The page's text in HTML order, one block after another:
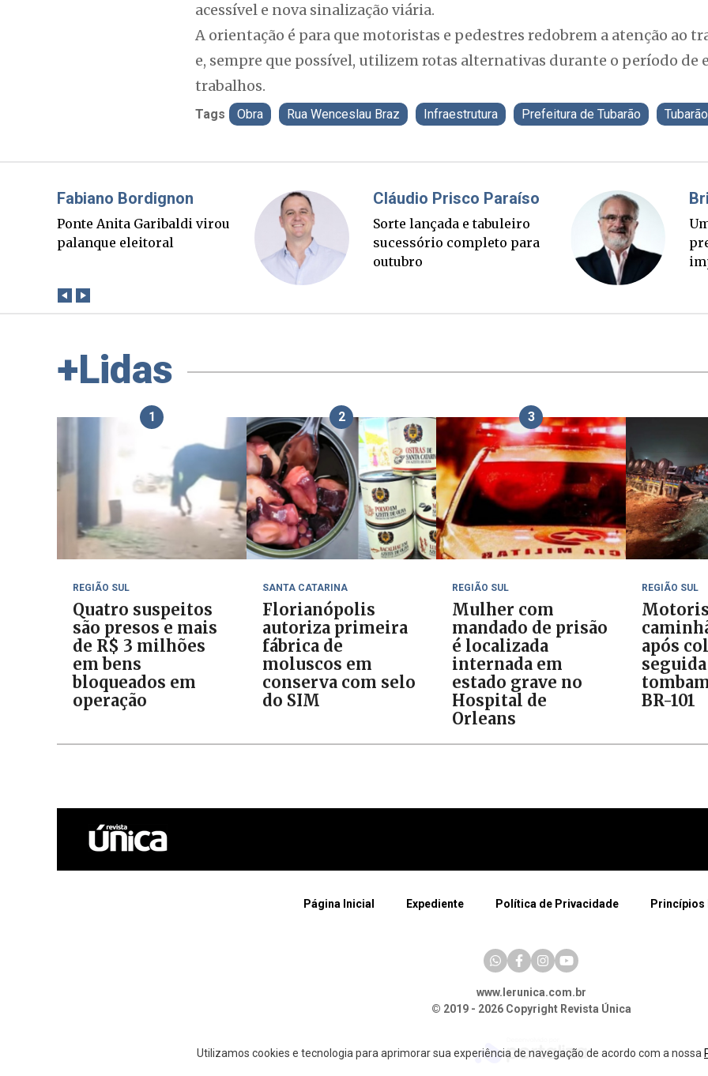
acessível e nova sinalização viária.
A orientação é para que motoristas e pedestres redobrem a atenção ao
e, sempre que possível, utilizem rotas alternativas durante o período de
trabalhos.
Tags Obra Rua Wenceslau Braz Infraestrutura Prefeitura de Tubarão Tubarão
Misael Elias
O Boato corre mais rápido
que a verdade. Mas quem
Fabiano Bordignon
Ponte Anita Garibaldi virou
palanque eleitoral
+Lidas
1
REGIÃO SUL
Quatro suspeitos
são presos e mais
de R$ 3 milhões
em bens
bloqueados em
operação
2
SANTA CATARINA
Florianópolis
autoriza primeira
fábrica de
moluscos em
conserva com selo
do SIM
3
REGIÃO SUL
Mulher com
mandado de prisão
é localizada
internada em
estado grave no
Hospital de
Orleans
REGIÃO SUL
após
BR-101
Página Inicial Expediente Política de Privacidade Princípios
www.lerunica.com.br
© 2019 - 2026 Copyright Revista Única
Utilizamos cookies e tecnologia para aprimorar sua experiência de navegação de acordo com a nossa